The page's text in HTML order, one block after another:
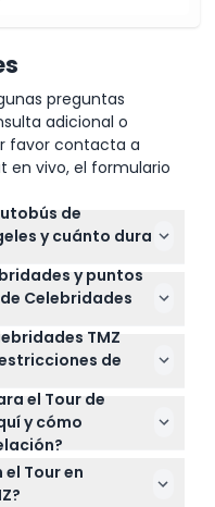
preguntas
adicional o
favor contacta a
en vivo, el formulario
de
y cuánto dura
en 6801 Bulevar
2 horas,
y Beverly Hills.
en vivo a
favor confirme al
y puntos
Celebridades
la Calle de la
TCL, Sunset
Hills – todos
los informes de
TMZ
de
unirse gratis, pero
acompañados por
de 13 años en
el Tour de
y cómo
fácilmente en línea
menos 48 horas
Tour en